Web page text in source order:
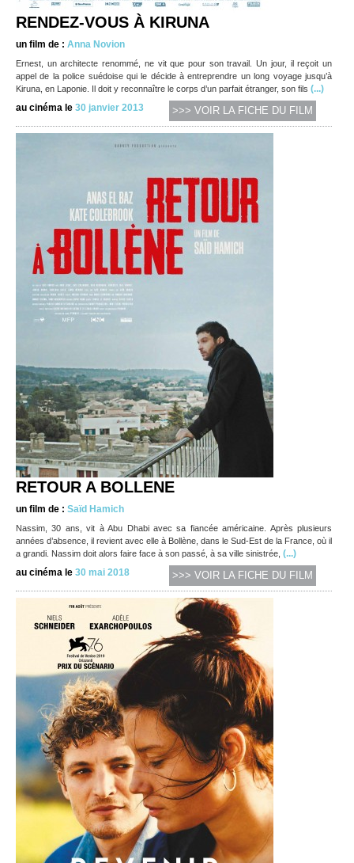
RENDEZ-VOUS À KIRUNA
un film de : Anna Novion
Ernest, un architecte renommé, ne vit que pour son travail. Un jour, il reçoit un
appel de la police suédoise qui le décide à entreprendre un long voyage jusqu’à
Kiruna, en Laponie. Il doit y reconnaître le corps d’un parfait étranger, son fils (...)
au cinéma le 30 janvier 2013 >>> VOIR LA FICHE DU FILM
RETOUR A BOLLENE
un film de : Saïd Hamich
Nassim, 30 ans, vit à Abu Dhabi avec sa fiancée américaine. Après plusieurs
années d’absence, il revient avec elle à Bollène, dans le Sud-Est de la France, où il
a grandi. Nassim doit alors faire face à son passé, à sa ville sinistrée, (...)
au cinéma le 30 mai 2018 >>> VOIR LA FICHE DU FILM